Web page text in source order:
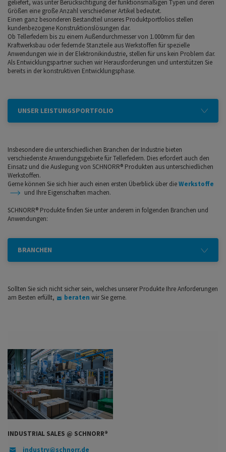
geliefert, was unter Berücksichtigung der funktionsmäßigen Typen und deren
Größen eine große Anzahl verschiedener Artikel bedeutet.
Einen ganz besonderen Bestandteil unseres Produktportfolios stellen
kundenbezogene Konstruktionslösungen dar.
Ob Tellerfedern bis zu einem Außendurchmesser von 1.000mm für den
Kraftwerksbau oder federnde Stanzteile aus Werkstoffen für spezielle
Anwendungen wie in der Elektronikindustrie, stellen für uns kein Problem dar.
Als Entwicklungspartner suchen wir Herausforderungen und unterstützen Sie
bereits in der konstruktiven Entwicklungsphase.
UNSER LEISTUNGSPORTFOLIO
Insbesondere die unterschiedlichen Branchen der Industrie bieten
verschiedenste Anwendungsgebiete für Tellerfedern. Dies erfordert auch den
Einsatz und die Auslegung von SCHNORR® Produkten aus unterschiedlichen
Werkstoffen.
Gerne können Sie sich hier auch einen ersten Überblick über dieWerkstoffe
und Ihre Eigenschaften machen.
SCHNORR® Produkte finden Sie unter anderem in folgenden Branchen und
Anwendungen:
BRANCHEN
Sollten Sie sich nicht sicher sein, welches unserer Produkte Ihre Anforderungen
am Besten erfüllt,
beraten wir Sie gerne.
INDUSTRIAL SALES @ SCHNORR®
industry@schnorr.de